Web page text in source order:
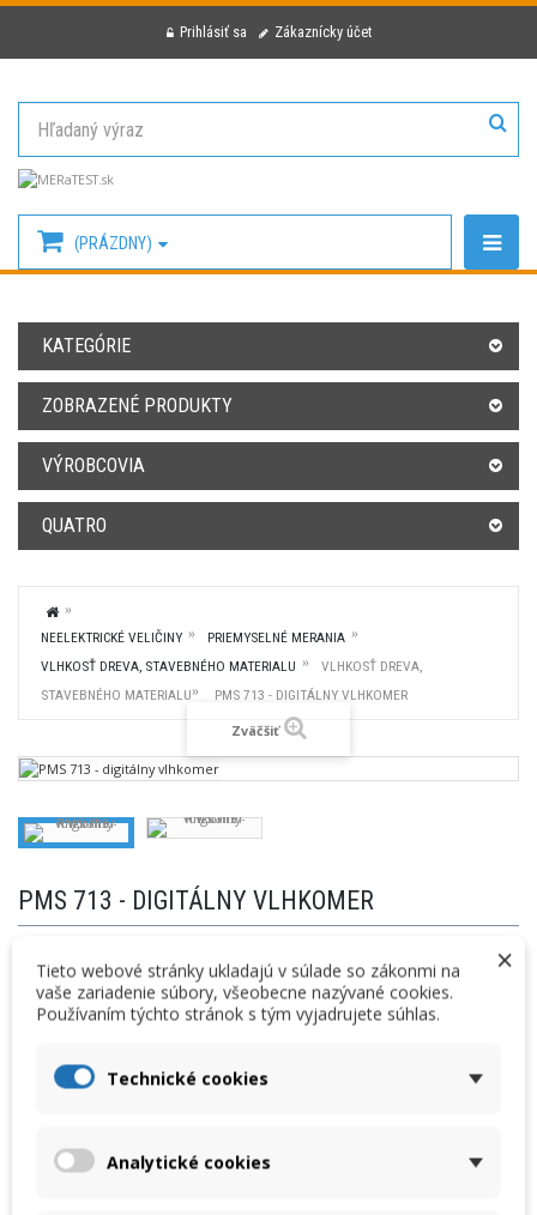
Prihlásiť sa Zákaznícky účet
(PRÁZDNY)
KATEGÓRIE
ZOBRAZENÉ PRODUKTY
VÝROBCOVIA
QUATRO
NEELEKTRICKÉ VELIČINY
PRIEMYSELNÉ MERANIA
VLHKOSŤ DREVA, STAVEBNÉHO MATERIALU
VLHKOSŤ DREVA,
STAVEBNÉHO MATERIALU
PMS 713 - DIGITÁLNY VLHKOMER
Zväčšiť
PMS 713 - DIGITÁLNY VLHKOMER
65,00 € bez DPH
79,95 € s DPH
63,00 € bez DPH
77,49 € s DPH
Výrobca: Lutron,
PMS 713
×
Tieto webové stránky ukladajú v súlade so zákonmi na
vaše zariadenie súbory, všeobecne nazývané cookies.
Používaním týchto stránok s tým vyjadrujete súhlas.
Technické cookies
Analytické cookies